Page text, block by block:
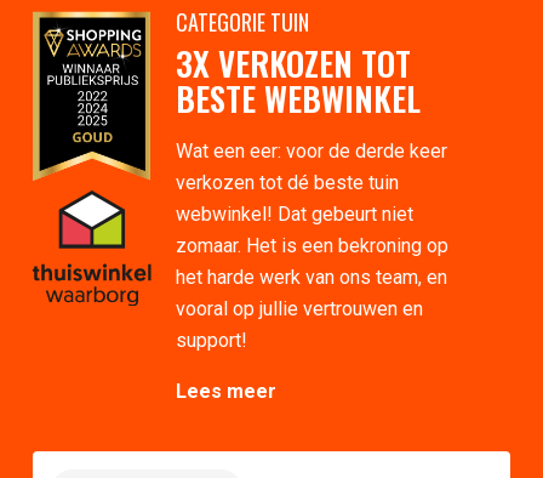
CATEGORIE TUIN
3X VERKOZEN TOT
BESTE WEBWINKEL
Wat een eer: voor de derde keer
verkozen tot dé beste tuin
webwinkel! Dat gebeurt niet
zomaar. Het is een bekroning op
het harde werk van ons team, en
vooral op jullie vertrouwen en
support!
Lees meer